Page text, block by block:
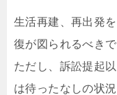
生活再建、再出発
復が図られるべきで
ただし、訴訟提起
は待ったなしの状況